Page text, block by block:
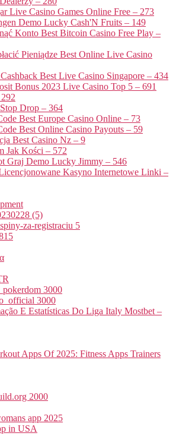
Live Casino Games Online Free – 273
Demo Lucky Cash'N Fruits – 149
Konto Best Bitcoin Casino Free Play –
Pieniądze Best Online Live Casino
Best Live Casino Singapore – 434
Bonus 2023 Live Casino Top 5 – 691
Drop – 364
Best Europe Casino Online – 73
Best Online Casino Payouts – 59
Best Casino Nz – 9
Jak Kości – 572
Graj Demo Lucky Jimmy – 546
Kasyno Internetowe Linki –
(5)
za-registraciu 5
3000
3000
E Estatísticas Do Liga Italy Mostbet –
Apps Of 2025: Fitness Apps Trainers
2000
app 2025
in USA